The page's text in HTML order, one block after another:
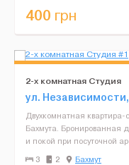
400 грн
2-х комнатная Студия
ул.
Двухкомнатная
Бахмута. Бронированная
и покой при посуточной
расположена
3 2 Бахмут